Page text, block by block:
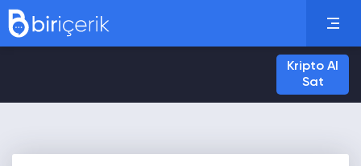
Kripto Al
Sat